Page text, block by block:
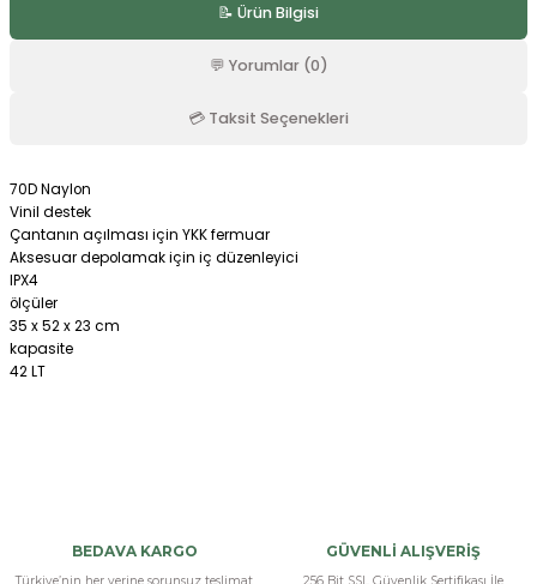
📝 Ürün Bilgisi
💬 Yorumlar (0)
💳 Taksit Seçenekleri
70D Naylon
Vinil destek
Çantanın açılması için YKK fermuar
Aksesuar depolamak için iç düzenleyici
IPX4
ölçüler
35 x 52 x 23 cm
kapasite
42 LT
BEDAVA KARGO
Türkiye’nin her yerine sorunsuz teslimat
GÜVENLİ ALIŞVERİŞ
256 Bit SSL Güvenlik Sertifikası İle